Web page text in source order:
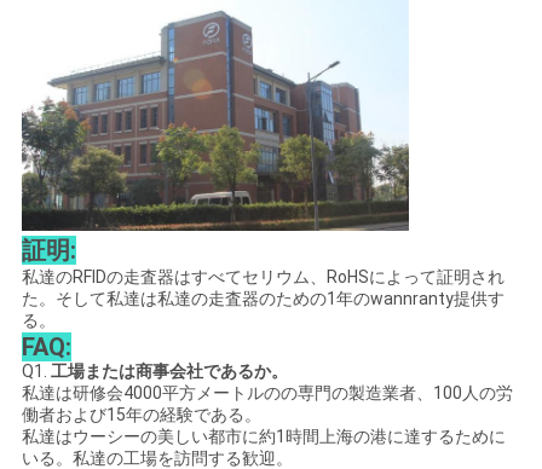
証明:
私達のRFIDの走査器はすべてセリウム、RoHSによって証明され
た。そして私達は私達の走査器のための1年のwannranty提供す
る。
FAQ:
Q1. 工場または商事会社であるか。
私達は研修会4000平方メートルのの専門の製造業者、100人の労
働者および15年の経験である。
私達はウーシーの美しい都市に約1時間上海の港に達するために
いる。私達の工場を訪問する歓迎。